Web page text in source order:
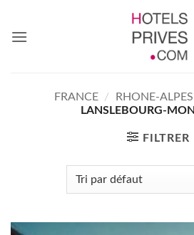
contenu
FRANCE / RHONE-ALPES
LANSLEBOURG-
FILTRER